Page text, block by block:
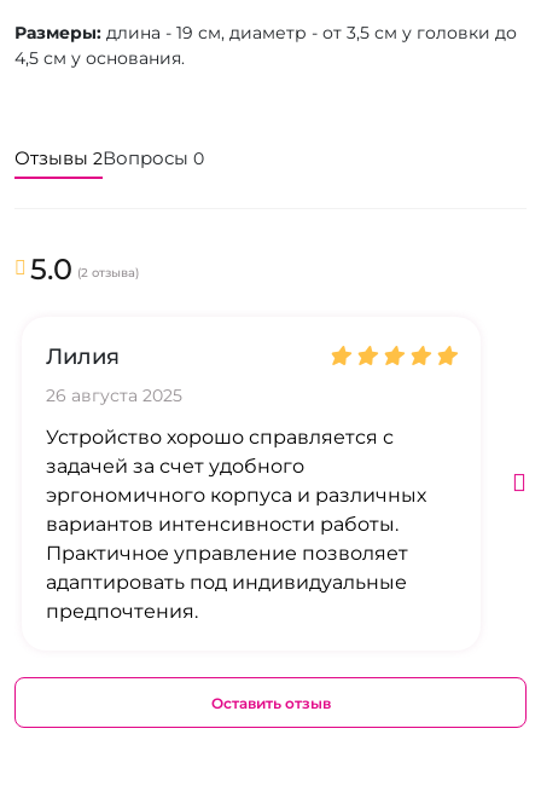
Размеры: длина - 19 см, диаметр - от 3,5 см у головки до
4,5 см у основания.
Отзывы 2Вопросы 0
5.0 (2 отзыва)
Лилия
26 августа 2025
Устройство хорошо справляется с
задачей за счет удобного
эргономичного корпуса и различных
вариантов интенсивности работы.
Практичное управление позволяет
адаптировать под индивидуальные
предпочтения.
Оставить отзыв